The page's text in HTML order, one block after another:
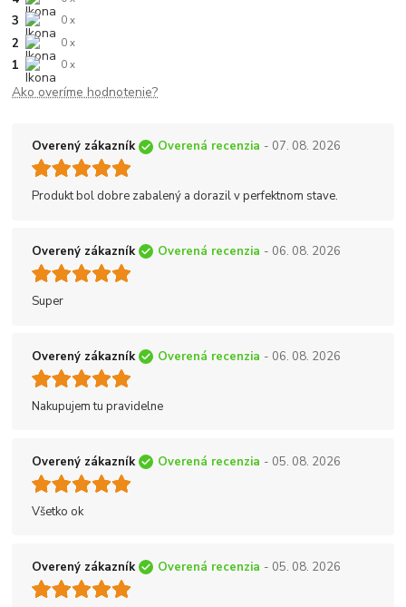
3 0 x
2 0 x
1 0 x
Ako overíme hodnotenie?
Overený zákazník Overená recenzia - 07. 08. 2026
Produkt bol dobre zabalený a dorazil v perfektnom stave.
Overený zákazník Overená recenzia - 06. 08. 2026
Super
Overený zákazník Overená recenzia - 06. 08. 2026
Nakupujem tu pravidelne
Overený zákazník Overená recenzia - 05. 08. 2026
Všetko ok
Overený zákazník Overená recenzia - 05. 08. 2026